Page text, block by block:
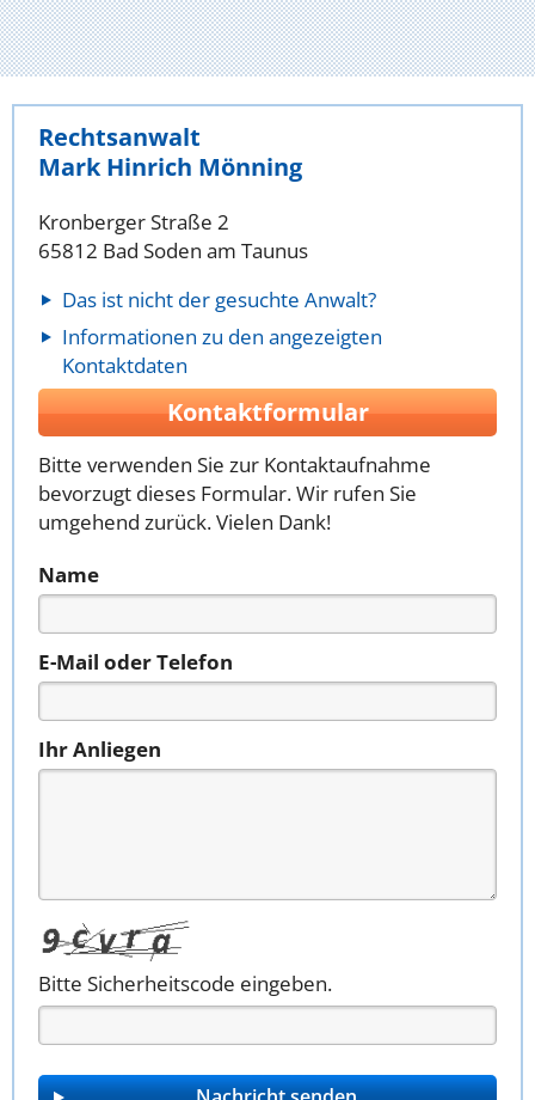
Rechtsanwalt
Mark Hinrich Mönning
Kronberger Straße 2
65812 Bad Soden am Taunus
Das ist nicht der gesuchte Anwalt?
Informationen zu den angezeigten
Kontaktdaten
Kontaktformular
Bitte verwenden Sie zur Kontaktaufnahme
bevorzugt dieses Formular. Wir rufen Sie
umgehend zurück. Vielen Dank!
Name
E-Mail oder Telefon
Ihr Anliegen
Bitte Sicherheitscode eingeben.